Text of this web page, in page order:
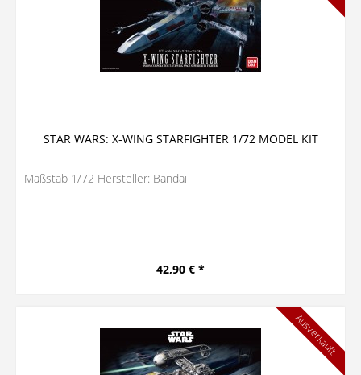
STAR WARS: X-WING STARFIGHTER 1/72 MODEL KIT
Maßstab 1/72 Hersteller: Bandai
42,90 € *
Ausverkauft